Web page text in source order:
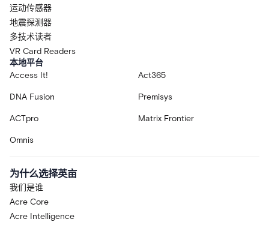
运动传感器
地震探测器
多技术读者
VR Card Readers
本地平台
Access It!
Act365
DNA Fusion Premisys
ACTpro Matrix Frontier
Omnis
为什么选择英亩
我们是谁
Acre Core
Acre Intelligence